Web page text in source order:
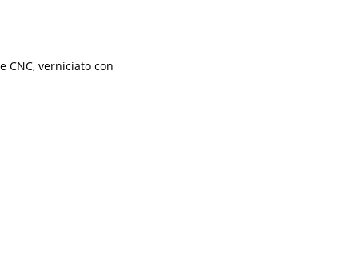
CNC, verniciato con